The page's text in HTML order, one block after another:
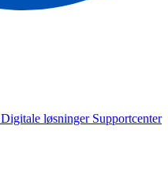
Digitale løsninger Supportcenter